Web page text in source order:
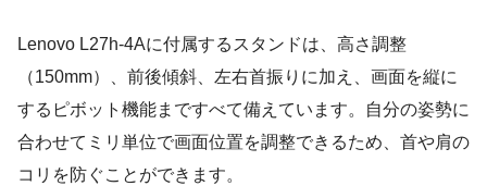
Lenovo L27h-4Aに付属するスタンドは、高さ調整
（150mm）、前後傾斜、左右首振りに加え、画面を縦に
するピボット機能まですべて備えています。自分の姿勢に
合わせてミリ単位で画面位置を調整できるため、首や肩の
コリを防ぐことができます。